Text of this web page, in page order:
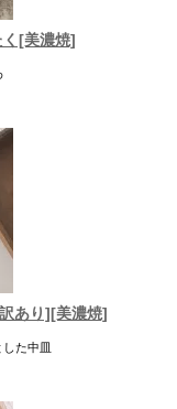
く[美濃焼]
あり][美濃焼]
た中皿